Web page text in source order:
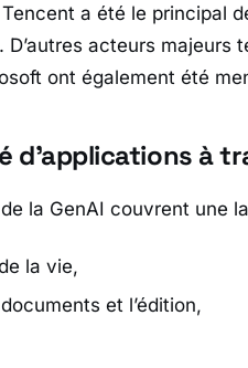
Tencent a été le principal
D’autres acteurs majeurs
ont également été
d’applications à
la GenAI couvrent une
la vie,
et l’édition,